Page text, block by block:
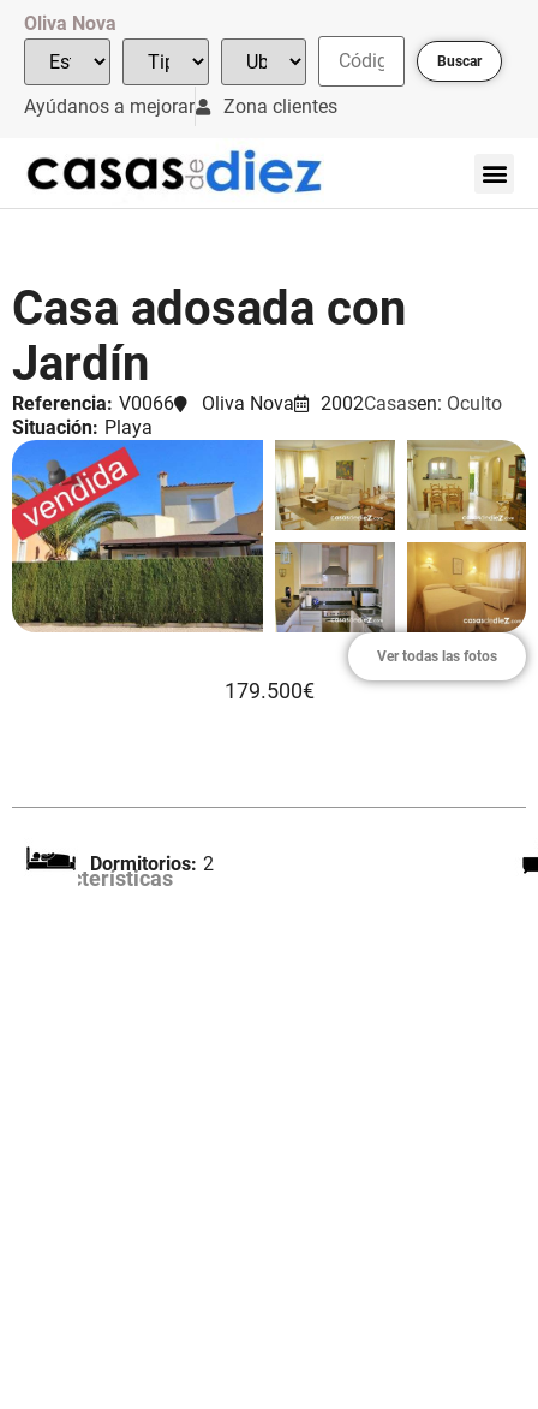
Oliva Nova
Buscar
Ayúdanos a mejorar Zona clientes
Casa adosada con
Jardín
Referencia: V0066 Oliva Nova 2002Casasen: Oculto
Situación: Playa
Ver todas las fotos
179.500€
Características
Dormitorios: 2